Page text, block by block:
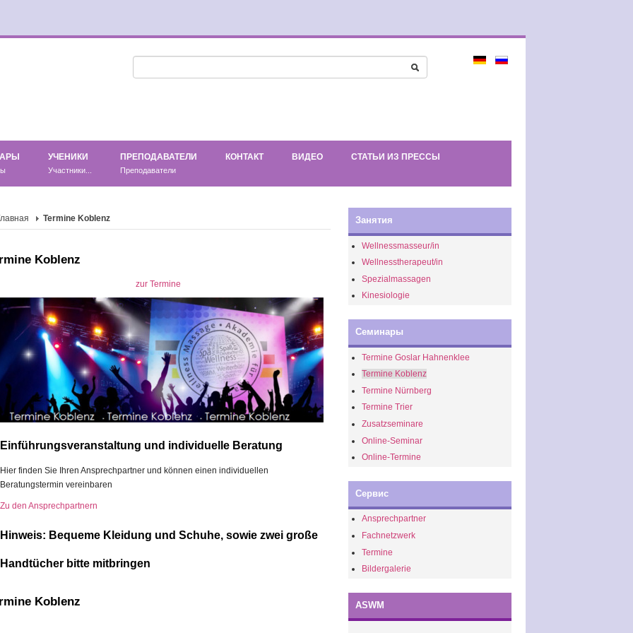
УЧЕНИКИ
Участники...
ПРЕПОДАВАТЕЛИ
Преподаватели
КОНТАКТ ВИДЕО СТАТЬИ ИЗ ПРЕССЫ
Termine Koblenz
Koblenz
zur Termine
Einführungsveranstaltung und individuelle Beratung
Hier finden Sie Ihren Ansprechpartner und können einen individuellen
Beratungstermin vereinbaren
Zu den Ansprechpartnern
Hinweis: Bequeme Kleidung und Schuhe, sowie zwei große
Handtücher bitte mitbringen
Koblenz
Занятия
Wellnessmasseur/in
Wellnesstherapeut/in
Spezialmassagen
Kinesiologie
Семинары
Termine Goslar Hahnenklee
Termine Koblenz
Termine Nürnberg
Termine Trier
Zusatzseminare
Online-Seminar
Online-Termine
Сервис
Ansprechpartner
Fachnetzwerk
Termine
Bildergalerie
ASWM